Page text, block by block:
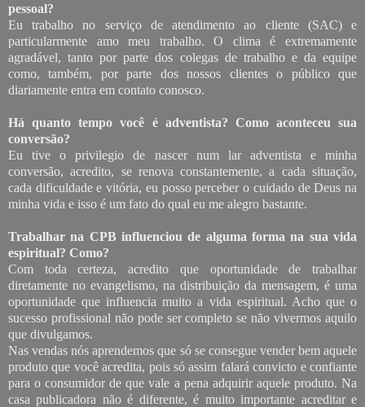
pessoal?
Eu trabalho no serviço de atendimento ao cliente (SAC) e
particularmente amo meu trabalho. O clima é extremamente
agradável, tanto por parte dos colegas de trabalho e da equipe
como, também, por parte dos nossos clientes o público que
diariamente entra em contato conosco.
Há quanto tempo você é adventista? Como aconteceu sua
conversão?
Eu tive o privilegio de nascer num lar adventista e minha
conversão, acredito, se renova constantemente, a cada situação,
cada dificuldade e vitória, eu posso perceber o cuidado de Deus na
minha vida e isso é um fato do qual eu me alegro bastante.
Trabalhar na CPB influenciou de alguma forma na sua vida
espiritual? Como?
Com toda certeza, acredito que oportunidade de trabalhar
diretamente no evangelismo, na distribuição da mensagem, é uma
oportunidade que influencia muito a vida espiritual. Acho que o
sucesso profissional não pode ser completo se não vivermos aquilo
que divulgamos.
Nas vendas nós aprendemos que só se consegue vender bem aquele
produto que você acredita, pois só assim falará convicto e confiante
para o consumidor de que vale a pena adquirir aquele produto. Na
casa publicadora não é diferente, é muito importante acreditar e